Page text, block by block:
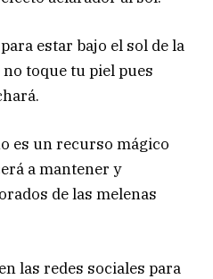
estar bajo el sol de la
toque tu piel pues
es un recurso mágico
a mantener y
de las melenas
las redes sociales para